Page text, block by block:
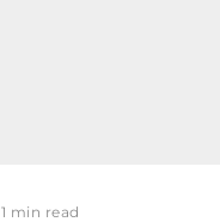
1 min read